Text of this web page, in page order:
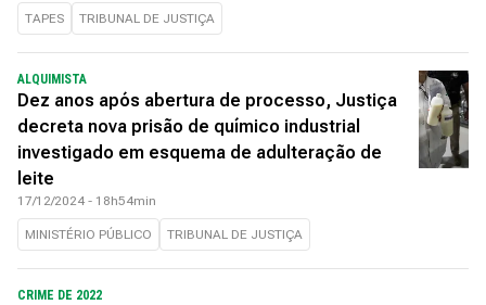
TAPES TRIBUNAL DE JUSTIÇA
ALQUIMISTA
Dez anos após abertura de processo, Justiça
decreta nova prisão de químico industrial
investigado em esquema de adulteração de
leite
17/12/2024 - 18h54min
MINISTÉRIO PÚBLICO TRIBUNAL DE JUSTIÇA
CRIME DE 2022